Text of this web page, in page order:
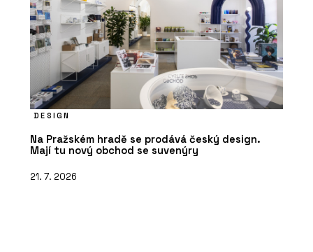
DESIGN
Na Pražském hradě se prodává český design.
Mají tu nový obchod se suvenýry
21. 7. 2026